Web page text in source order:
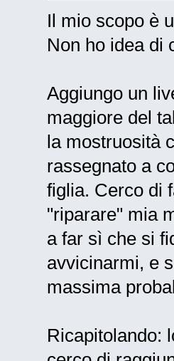
Il mio scopo è
Non ho idea di
Aggiungo un
maggiore del
la mostruosità
rassegnato a
figlia. Cerco di
"riparare" mia
a far sì che si
avvicinarmi, e
massima
Ricapitolando: